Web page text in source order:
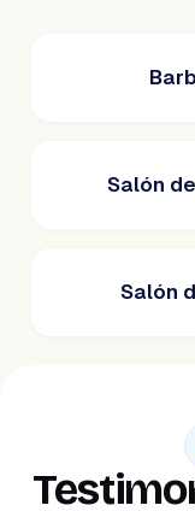
Salón
Salón